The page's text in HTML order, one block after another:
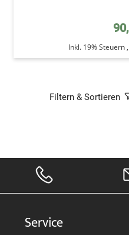
Inkl. 19% Steuern ,
Filtern & Sortieren
Service